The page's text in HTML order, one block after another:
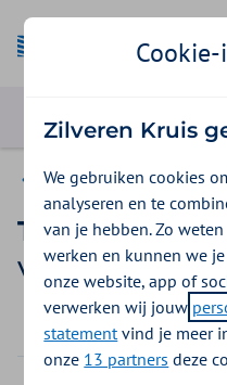
Vergoedingen ZieZo
Vergoeding
2025 2026
Zilveren Kruis
We gebruiken cookies
analyseren en te
van je hebben. Zo
werken en kunnen we
onze website, app of
verwerken wij jouw
statementvind je meer
onze 13 partners deze